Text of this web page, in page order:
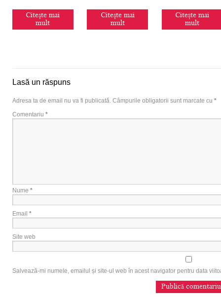
Citește mai
mult
Citește mai
mult
Citește mai
mult
Lasă un răspuns
Adresa ta de email nu va fi publicată. Câmpurile obligatorii sunt marcate cu *
Comentariu *
Nume *
Email *
Site web
Salvează-mi numele, emailul și site-ul web în acest navigator pentru data